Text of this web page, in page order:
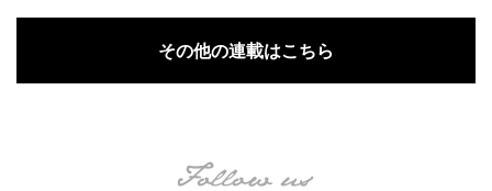
その他の連載はこちら